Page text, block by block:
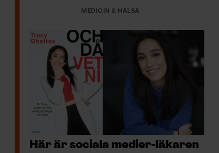
MEDICIN & HÄLSA
Här är sociala medier-läkaren